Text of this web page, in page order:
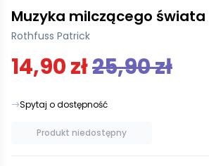
Muzyka milczącego świata
Rothfuss Patrick
14,90 zł25,90 zł
Spytaj o dostępność
Produkt niedostępny